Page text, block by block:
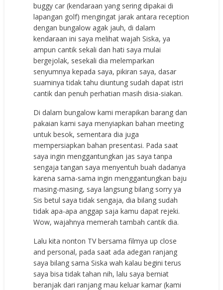
buggy car (kendaraan yang sering dipakai di
lapangan golf) mengingat jarak antara reception
dengan bungalow agak jauh, di dalam
kendaraan ini saya melihat wajah Siska, ya
ampun cantik sekali dan hati saya mulai
bergejolak, sesekali dia melemparkan
senyumnya kepada saya, pikiran saya, dasar
suaminya tidak tahu diuntung sudah dapat istri
cantik dan penuh perhatian masih disia-siakan.
Di dalam bungalow kami merapikan barang dan
pakaian kami saya menyiapkan bahan meeting
untuk besok, sementara dia juga
mempersiapkan bahan presentasi. Pada saat
saya ingin menggantungkan jas saya tanpa
sengaja tangan saya menyentuh buah dadanya
karena sama-sama ingin menggantungkan baju
masing-masing, saya langsung bilang sorry ya
Sis betul saya tidak sengaja, dia bilang sudah
tidak apa-apa anggap saja kamu dapat rejeki.
Wow, wajahnya memerah tambah cantik dia.
Lalu kita nonton TV bersama filmya up close
and personal, pada saat ada adegan ranjang
saya bilang sama Siska wah kalau begini terus
saya bisa tidak tahan nih, lalu saya berniat
beranjak dari ranjang mau keluar kamar (kami